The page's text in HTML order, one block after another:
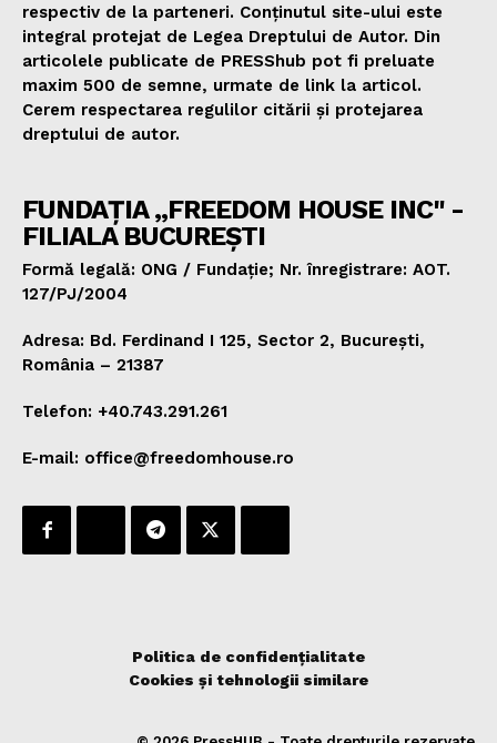
respectiv de la parteneri. Conținutul site-ului este
integral protejat de Legea Dreptului de Autor. Din
articolele publicate de PRESShub pot fi preluate
maxim 500 de semne, urmate de link la articol.
Cerem respectarea regulilor citării și protejarea
dreptului de autor.
FUNDAȚIA „FREEDOM HOUSE INC" -
FILIALA BUCUREȘTI
Formă legală: ONG / Fundație; Nr. înregistrare: AOT.
127/PJ/2004
Adresa: Bd. Ferdinand I 125, Sector 2, București,
România – 21387
Telefon: +40.743.291.261
E-mail: office@freedomhouse.ro
Politica de confidențialitate
Cookies și tehnologii similare